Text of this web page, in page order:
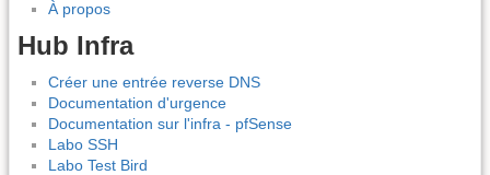
À propos
Hub Infra
Créer une entrée reverse DNS
Documentation d'urgence
Documentation sur l'infra - pfSense
Labo SSH
Labo Test Bird